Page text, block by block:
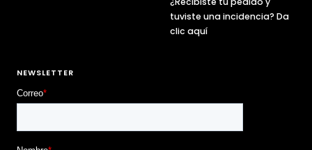
tuviste una incidencia? Da
clic aquí
NEWSLETTER